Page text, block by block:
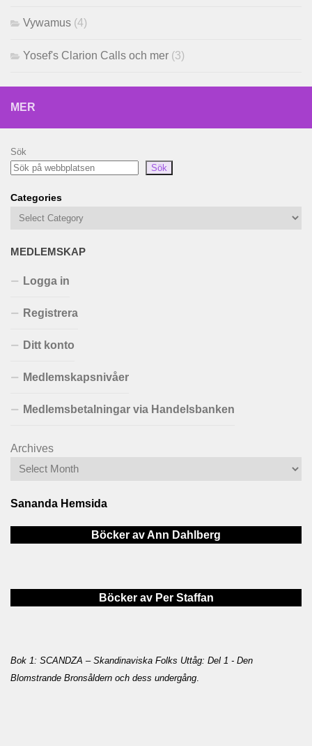
Vywamus (4)
Yosef's Clarion Calls och mer (3)
MER
Sök
Sök
Categories
MEDLEMSKAP
Logga in
Registrera
Ditt konto
Medlemskapsnivåer
Medlemsbetalningar via Handelsbanken
Archives
Sananda Hemsida
Böcker av Ann Dahlberg
Böcker av Per Staffan
Bok 1: SCANDZA – Skandinaviska Folks Uttåg: Del 1 - Den
Blomstrande Bronsåldern och dess undergång.